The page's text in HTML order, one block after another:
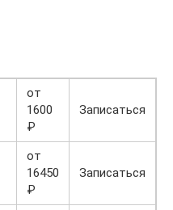
от
1600
₽
Записаться
от
16450
₽
Записаться